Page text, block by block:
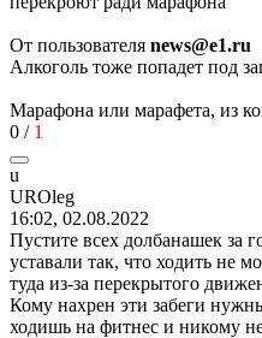
От пользователя news@e1.ru
Алкоголь тоже попадет под
Марафона или марафета, из
0 / 1
u
UROleg
16:02, 02.08.2022
Пустите всех долбанашек за
уставали так, что ходить не
туда из-за перекрытого
Кому нахрен эти забеги
ходишь на фитнес и никому